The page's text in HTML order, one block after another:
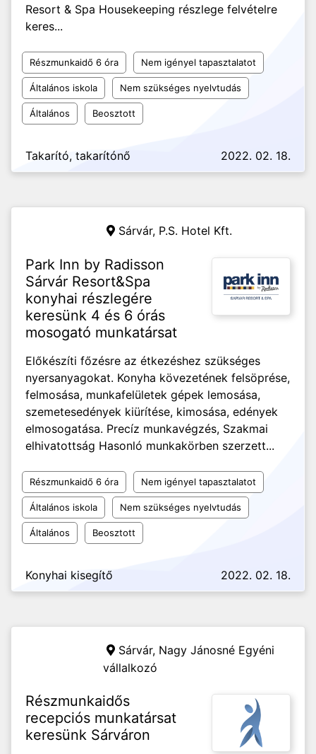
Resort & Spa Housekeeping részlege felvételre
keres...
Részmunkaidő 6 óra Nem igényel tapasztalatot
Általános iskola Nem szükséges nyelvtudás
Általános Beosztott
Takarító, takarítónő 2022. 02. 18.
Sárvár, P.S. Hotel Kft.
Park Inn by Radisson
Sárvár Resort&Spa
konyhai részlegére
keresünk 4 és 6 órás
mosogató munkatársat
Előkészíti főzésre az étkezéshez szükséges
nyersanyagokat. Konyha kövezetének felsöprése,
felmosása, munkafelületek gépek lemosása,
szemetesedények kiürítése, kimosása, edények
elmosogatása. Precíz munkavégzés, Szakmai
elhivatottság Hasonló munkakörben szerzett...
Részmunkaidő 6 óra Nem igényel tapasztalatot
Általános iskola Nem szükséges nyelvtudás
Általános Beosztott
Konyhai kisegítő 2022. 02. 18.
Sárvár, Nagy Jánosné Egyéni
vállalkozó
Részmunkaidős
recepciós munkatársat
keresünk Sárváron